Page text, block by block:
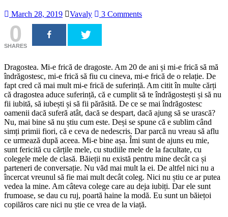
March 28, 2019 Vavaly 3 Comments
0
SHARES
Dragostea. Mi-e frică de dragoste. Am 20 de ani și mi-e frică să mă
îndrăgostesc, mi-e frică să fiu cu cineva, mi-e frică de o relație. De
fapt cred că mai mult mi-e frică de suferință. Am citit în multe cărți
că dragostea aduce suferință, că e cumplit să te îndrăgostești și să nu
fii iubită, să iubești și să fii părăsită. De ce se mai îndrăgostesc
oamenii dacă suferă atât, dacă se despart, dacă ajung să se urască?
Nu, mai bine să nu știu cum este. Deși se spune că e sublim când
simți primii fiori, că e ceva de nedescris. Dar parcă nu vreau să aflu
ce urmează după aceea. Mi-e bine așa. Îmi sunt de ajuns eu mie,
sunt fericită cu cărțile mele, cu studiile mele de la facultate, cu
colegele mele de clasă. Băieții nu există pentru mine decât ca și
parteneri de conversație. Nu văd mai mult la ei. De altfel nici nu a
încercat vreunul să fie mai mult decât coleg. Nici nu știu ce ar putea
vedea la mine. Am câteva colege care au deja iubiți. Dar ele sunt
frumoase, se dau cu ruj, poartă haine la modă. Eu sunt un băiețoi
copilăros care nici nu știe ce vrea de la viață.